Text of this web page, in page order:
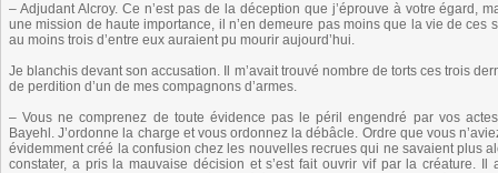
– Adjudant Alcroy. Ce n’est pas de la déception que j’éprouve à votre égard,
une mission de haute importance, il n’en demeure pas moins que la vie de
au moins trois d’entre eux auraient pu mourir aujourd’hui.
Je blanchis devant son accusation. Il m’avait trouvé nombre de torts ces trois
de perdition d’un de mes compagnons d’armes.
– Vous ne comprenez de toute évidence pas le péril engendré par vos
Bayehl. J’ordonne la charge et vous ordonnez la débâcle. Ordre que vous
évidemment créé la confusion chez les nouvelles recrues qui ne savaient plus
constater, a pris la mauvaise décision et s’est fait ouvrir vif par la créature.